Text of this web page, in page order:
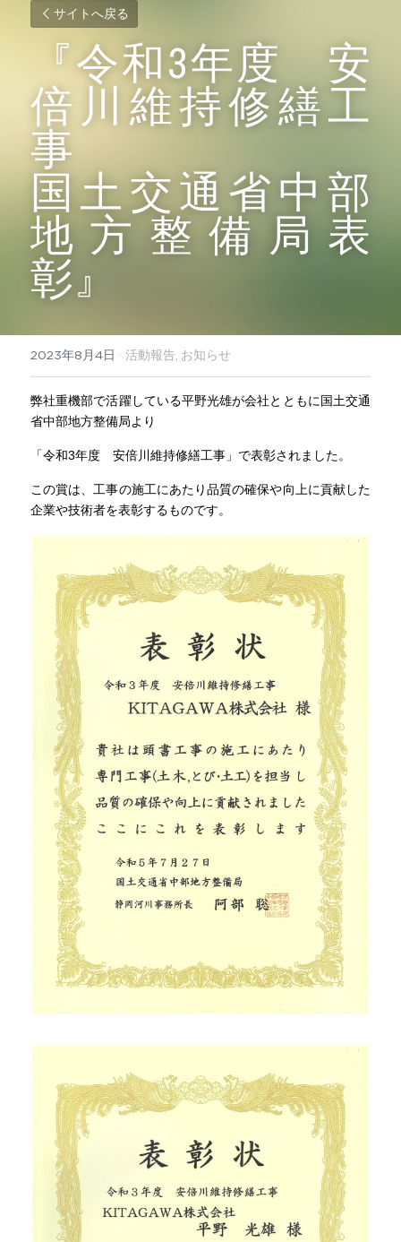
サイトへ戻る
『令和3年度　安
倍川維持修繕工
事
国土交通省中部
地方整備局表
彰』
2023年8月4日 · 活動報告, お知らせ
弊社重機部で活躍している平野光雄が会社とともに国土交通
省中部地方整備局より
「令和3年度　安倍川維持修繕工事」で表彰されました。
この賞は、工事の施工にあたり品質の確保や向上に貢献した
企業や技術者を表彰するものです。